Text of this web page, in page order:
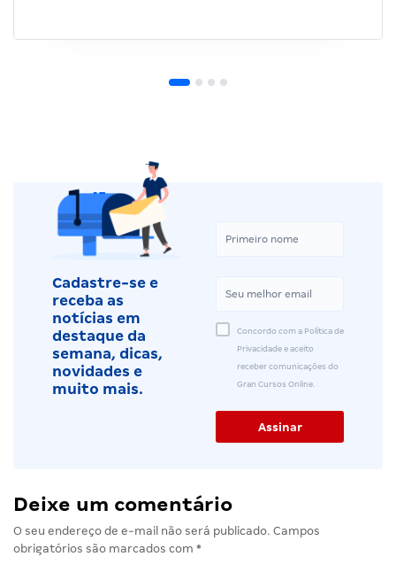
Cadastre-se e
receba as
notícias em
destaque da
semana, dicas,
novidades e
muito mais.
Concordo com a Política de
Privacidade e aceito
receber comunicações do
Gran Cursos Online.
Deixe um comentário
O seu endereço de e-mail não será publicado. Campos
obrigatórios são marcados com *